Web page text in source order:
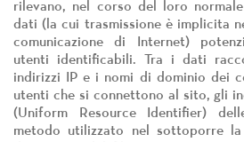
rilevano, nel corso del loro
dati (la cui trasmissione è implicita
comunicazione di Internet)
utenti identificabili. Tra i dati
indirizzi IP e i nomi di dominio dei
utenti che si connettono al sito, gli
(Uniform Resource Identifier)
metodo utilizzato nel sottoporre